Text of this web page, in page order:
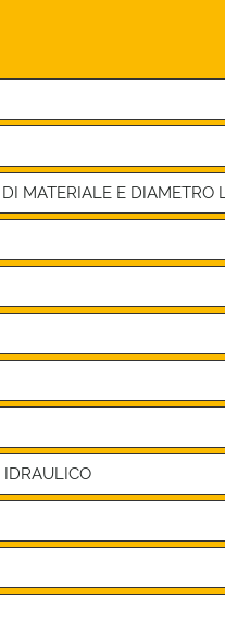
MATERIALE E DIAMETRO